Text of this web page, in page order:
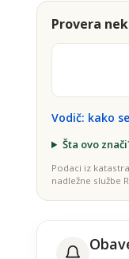
Provera
Vodič: kako
Šta ovo
Podaci iz
nadležne službe